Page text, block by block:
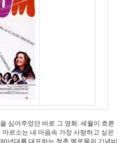
심어주었던 바로 그 영화. 세월이 흐른
르소는 내 마음속 가장 사랑하고 싶은
년대를 대표하는 청춘 멜로물의 기념비